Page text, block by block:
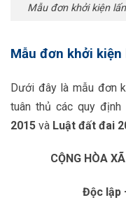
Mẫu đơn khởi kiện
Mẫu đơn khởi
Dưới đây là mẫu đơn
tuân thủ các quy định
2015 và Luật đất đai
CỘNG HÒA
Độc lập